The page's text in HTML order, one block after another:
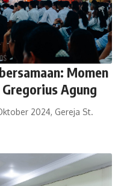
Momen
Agung
2024, Gereja St.